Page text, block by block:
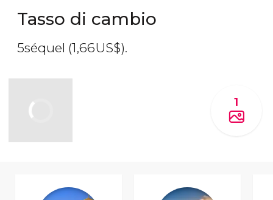
Tasso di cambio
5séquel (1,66US$).
1